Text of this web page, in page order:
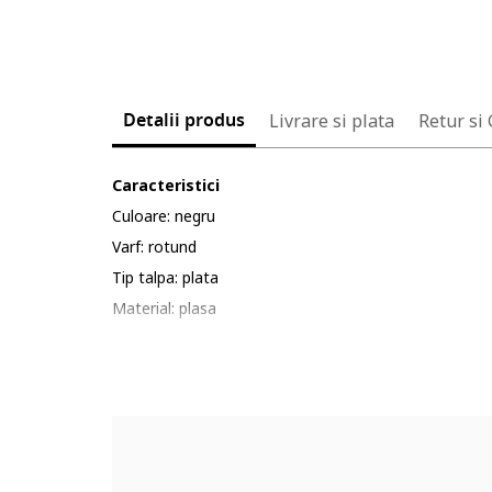
Detalii produs Livrare si plata Retur si
Caracteristici
Culoare: negru
Varf: rotund
Tip talpa: plata
Material: plasa